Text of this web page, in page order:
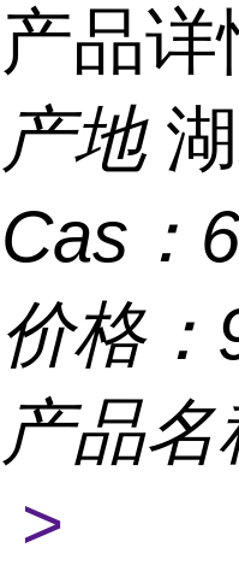
产品详
产地
Cas：
价格：
产品名
>